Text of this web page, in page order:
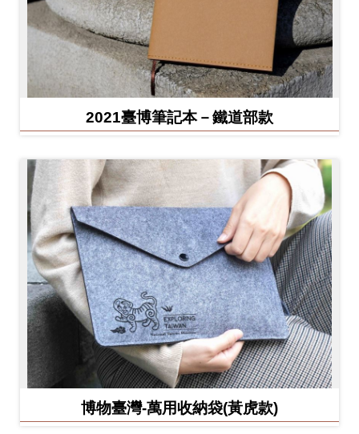
2021臺博筆記本－鐵道部款
博物臺灣-萬用收納袋(黃虎款)